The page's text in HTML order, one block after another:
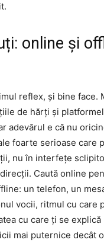
online și
reflex, și bine face.
de hărți și
adevărul e că nu
foarte serioase care
nu în interfețe
Caută online
un telefon, un
vocii, ritmul cu care
cu care ți se
mai puternice decât